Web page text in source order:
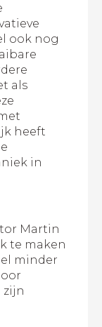
ook nog
als
heeft
in
Martin
te maken
minder
zijn